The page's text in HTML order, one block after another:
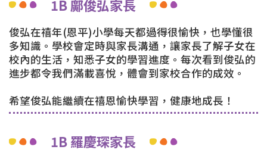
1B 鄺俊弘家長
俊弘在禧年(恩平)小學每天都過得很愉快，也學懂很
多知識。學校會定時與家長溝通，讓家長了解子女在
校內的生活，知悉子女的學習進度。每次看到俊弘的
進步都令我們滿載喜悅，體會到家校合作的成效。
希望俊弘能繼續在禧恩愉快學習，健康地成長！
1B 羅慶琛家長